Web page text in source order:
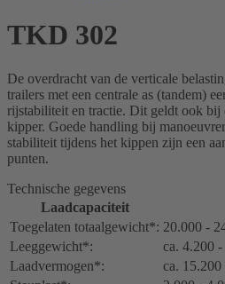
TKD 302
De overdracht van de verticale
trailers met een centrale as (tandem)
rijstabiliteit en tractie. Dit geldt ook bij
kipper. Goede handling bij
stabiliteit tijdens het kippen zijn een
punten.
Technische gegevens
Laadcapaciteit
Toegelaten totaalgewicht*: 20.000 -
Leeggewicht*:
ca. 4.200
Laadvermogen*:
ca.